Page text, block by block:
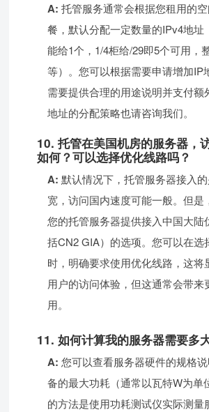
A: 托管服务通常会根据您租用的
餐，默认分配一定数量的IPv4地址
能给1个，1/4柜给/29即5个可用，
等）。您可以根据需要申请增加IP
需要提供合理的用途说明并支付额
地址的分配策略也请咨询我们。
10. 托管在美国机房的服务器，
如何？可以选择优化线路吗？
A: 默认情况下，托管服务器接入
宽，访问国内速度可能一般。但是
您的托管服务器提供接入中国大陆
括CN2 GIA）的选项。您可以在选
时，明确要求使用优化线路，这将
用户的访问体验，但这通常会带来
用。
11. 如何计算我的服务器需要多
A: 您可以查看服务器硬件的规格
备的最大功耗（通常以瓦特W为单
的方法是使用功耗测试仪实际测量